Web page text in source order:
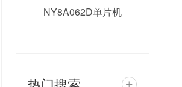
NY8A062D单片机